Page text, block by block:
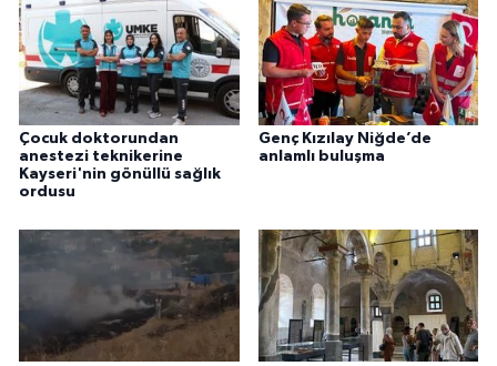
Çocuk doktorundan
anestezi teknikerine
Kayseri'nin gönüllü sağlık
ordusu
Genç Kızılay Niğde’de
anlamlı buluşma